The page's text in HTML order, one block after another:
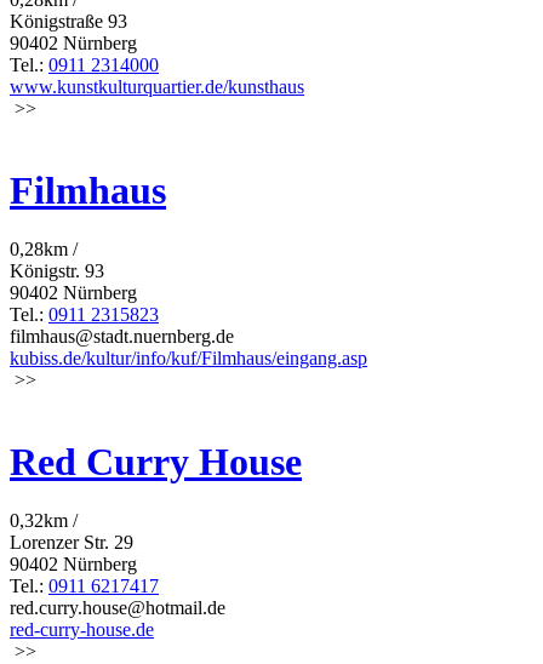
Königstraße 93
90402 Nürnberg
Tel.: 0911 2314000
www.kunstkulturquartier.de/kunsthaus
>>
Filmhaus
0,28km /
Königstr. 93
90402 Nürnberg
Tel.: 0911 2315823
filmhaus@stadt.nuernberg.de
kubiss.de/kultur/info/kuf/Filmhaus/eingang.asp
>>
Red Curry House
0,32km /
Lorenzer Str. 29
90402 Nürnberg
Tel.: 0911 6217417
red.curry.house@hotmail.de
red-curry-house.de
>>